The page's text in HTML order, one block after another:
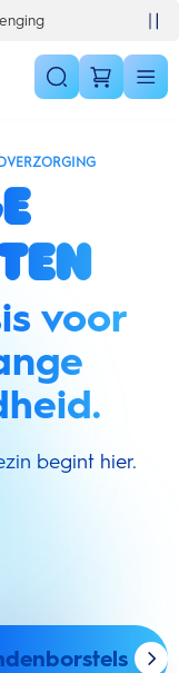
voor
begint hier.